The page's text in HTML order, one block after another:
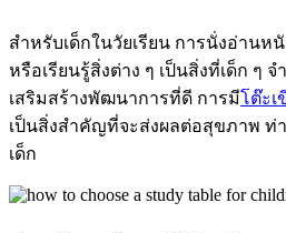
สำหรับเด็กในวัยเรียน การนั่งอ่านห
หรือเรียนรู้สิ่งต่าง ๆ เป็นสิ่งที่เด็ก ๆ จ
เสริมสร้างพัฒนาการที่ดี การมีโต๊ะ
เป็นสิ่งสำคัญที่จะส่งผลต่อสุขภาพ ท่
เด็ก